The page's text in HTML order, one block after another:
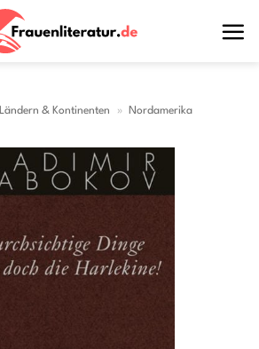
& Kontinenten » Nordamerika